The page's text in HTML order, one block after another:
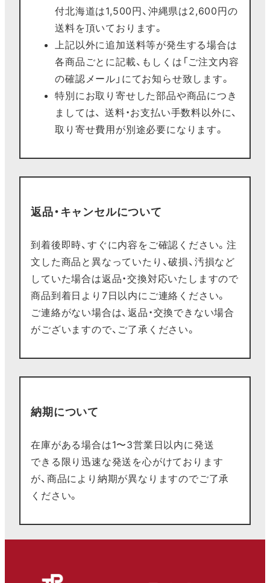
付北海道は1,500円、沖縄県は2,600円の
送料を頂いております。
上記以外に追加送料等が発生する場合は
各商品ごとに記載、もしくは「ご注文内容
の確認メール」にてお知らせ致します。
特別にお取り寄せした部品や商品につき
ましては、 送料・お支払い手数料以外に、
取り寄せ費用が別途必要になります。
返品・キャンセルについて
到着後即時、すぐに内容をご確認ください。注
文した商品と異なっていたり、破損、汚損など
していた場合は返品・交換対応いたしますので
商品到着日より7日以内にご連絡ください。
ご連絡がない場合は、返品・交換できない場合
がございますので、ご了承ください。
納期について
在庫がある場合は1〜3営業日以内に発送
できる限り迅速な発送を心がけております
が、商品により納期が異なりますのでご了承
ください。